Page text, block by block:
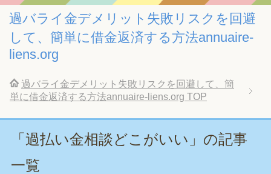
過バライ金デメリット失敗リスクを回避
して、簡単に借金返済する方法annuaire-
liens.org
過バライ金デメリット失敗リスクを回避して、簡
単に借金返済する方法annuaire-liens.org TOP
「過払い金相談どこがいい」の記事
一覧